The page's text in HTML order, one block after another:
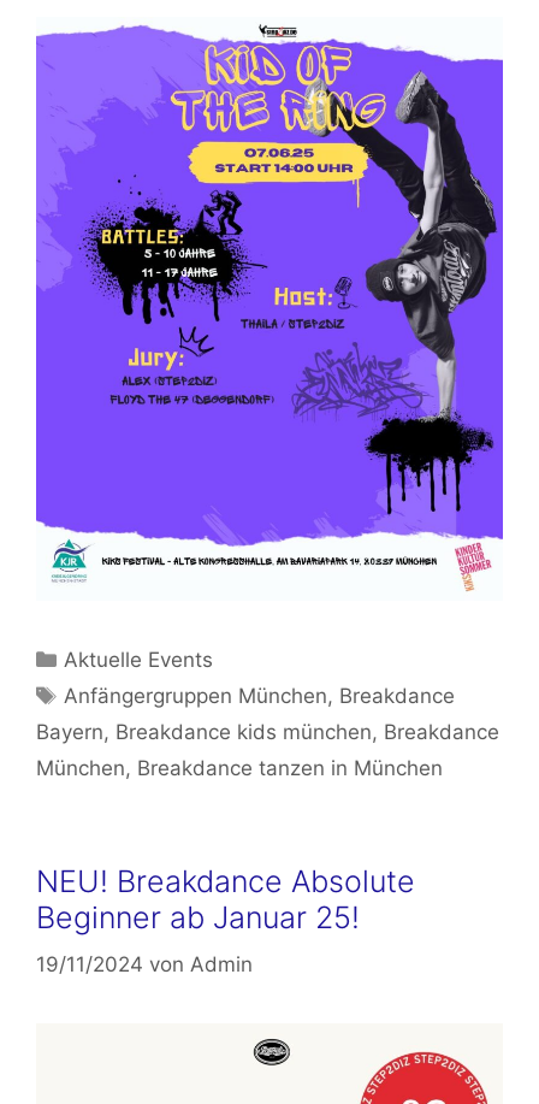
Kategorien
Aktuelle Events
Schlagwörter
Anfängergruppen München, Breakdance
Bayern, Breakdance kids münchen, Breakdance
München, Breakdance tanzen in München
NEU! Breakdance Absolute
Beginner ab Januar 25!
19/11/2024 von Admin